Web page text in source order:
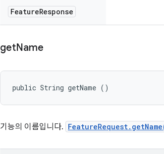
FeatureResponse
getName
public String getName ()
기능의 이름입니다.